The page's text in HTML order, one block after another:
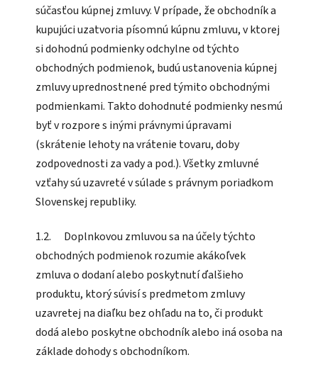
súčasťou kúpnej zmluvy. V prípade, že obchodník a
kupujúci uzatvoria písomnú kúpnu zmluvu, v ktorej
si dohodnú podmienky odchylne od týchto
obchodných podmienok, budú ustanovenia kúpnej
zmluvy uprednostnené pred týmito obchodnými
podmienkami. Takto dohodnuté podmienky nesmú
byť v rozpore s inými právnymi úpravami
(skrátenie lehoty na vrátenie tovaru, doby
zodpovednosti za vady a pod.). Všetky zmluvné
vzťahy sú uzavreté v súlade s právnym poriadkom
Slovenskej republiky.
1.2. Doplnkovou zmluvou sa na účely týchto
obchodných podmienok rozumie akákoľvek
zmluva o dodaní alebo poskytnutí ďalšieho
produktu, ktorý súvisí s predmetom zmluvy
uzavretej na diaľku bez ohľadu na to, či produkt
dodá alebo poskytne obchodník alebo iná osoba na
základe dohody s obchodníkom.